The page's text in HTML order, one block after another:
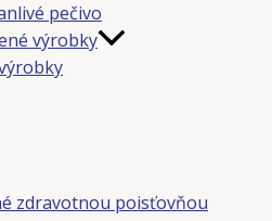
pečivo
výrobky
zdravotnou poisťovňou